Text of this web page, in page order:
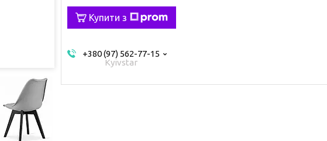
Купити з
+380 (97) 562-77-15
Kyivstar